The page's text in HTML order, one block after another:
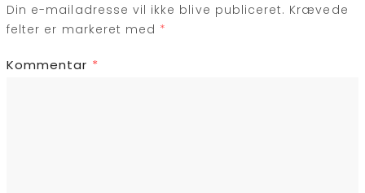
Din e-mailadresse vil ikke blive publiceret. Krævede
felter er markeret med *
Kommentar *